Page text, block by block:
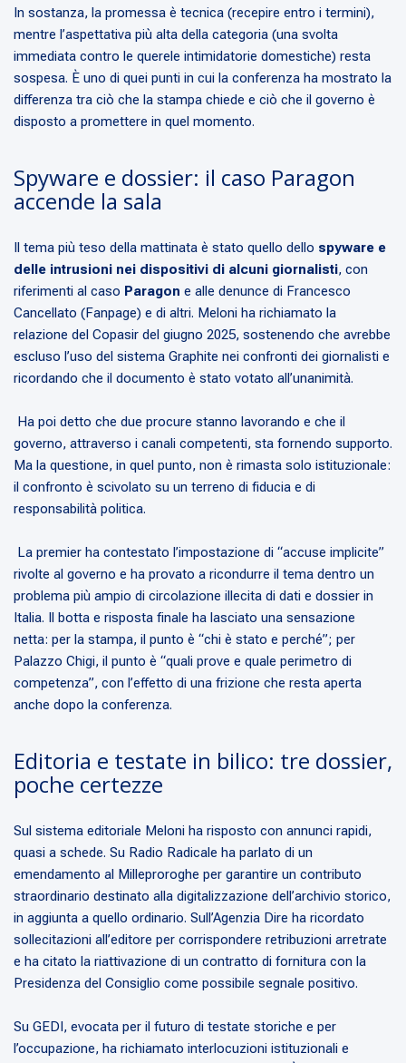
In sostanza, la promessa è tecnica (recepire entro i termini),
mentre l’aspettativa più alta della categoria (una svolta
immediata contro le querele intimidatorie domestiche) resta
sospesa. È uno di quei punti in cui la conferenza ha mostrato la
differenza tra ciò che la stampa chiede e ciò che il governo è
disposto a promettere in quel momento.
Spyware e dossier: il caso Paragon
accende la sala
Il tema più teso della mattinata è stato quello dello spyware e
delle intrusioni nei dispositivi di alcuni giornalisti, con
riferimenti al caso Paragon e alle denunce di Francesco
Cancellato (Fanpage) e di altri. Meloni ha richiamato la
relazione del Copasir del giugno 2025, sostenendo che avrebbe
escluso l’uso del sistema Graphite nei confronti dei giornalisti e
ricordando che il documento è stato votato all’unanimità.
Ha poi detto che due procure stanno lavorando e che il
governo, attraverso i canali competenti, sta fornendo supporto.
Ma la questione, in quel punto, non è rimasta solo istituzionale:
il confronto è scivolato su un terreno di fiducia e di
responsabilità politica.
La premier ha contestato l’impostazione di “accuse implicite”
rivolte al governo e ha provato a ricondurre il tema dentro un
problema più ampio di circolazione illecita di dati e dossier in
Italia. Il botta e risposta finale ha lasciato una sensazione
netta: per la stampa, il punto è “chi è stato e perché”; per
Palazzo Chigi, il punto è “quali prove e quale perimetro di
competenza”, con l’effetto di una frizione che resta aperta
anche dopo la conferenza.
Editoria e testate in bilico: tre dossier,
poche certezze
Sul sistema editoriale Meloni ha risposto con annunci rapidi,
quasi a schede. Su Radio Radicale ha parlato di un
emendamento al Milleproroghe per garantire un contributo
straordinario destinato alla digitalizzazione dell’archivio storico,
in aggiunta a quello ordinario. Sull’Agenzia Dire ha ricordato
sollecitazioni all’editore per corrispondere retribuzioni arretrate
e ha citato la riattivazione di un contratto di fornitura con la
Presidenza del Consiglio come possibile segnale positivo.
Su GEDI, evocata per il futuro di testate storiche e per
l’occupazione, ha richiamato interlocuzioni istituzionali e